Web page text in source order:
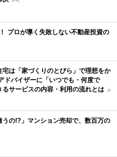
プロが導く失敗しない不動産投資の
宅は「家づくりのとびら」で理想をか
ドバイザーに「いつでも・何度で
るサービスの内容・利用の流れとは [P
うの!?」マンション売却で、数百万の